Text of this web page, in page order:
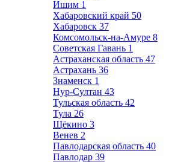
Ишим 1
Хабаровский край 50
Хабаровск 37
Комсомольск-на-Амуре 8
Советская Гавань 1
Астраханская область 47
Астрахань 36
Знаменск 1
Нур-Султан 43
Тульская область 42
Тула 26
Щёкино 3
Венев 2
Павлодарская область 40
Павлодар 39